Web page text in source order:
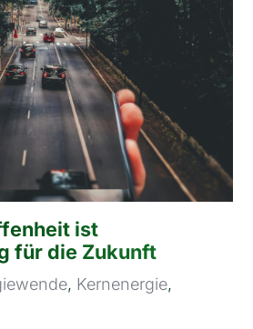
ist
für die Zukunft
, Kernenergie,